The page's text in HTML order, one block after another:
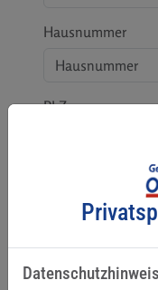
Hausnummer
PLZ